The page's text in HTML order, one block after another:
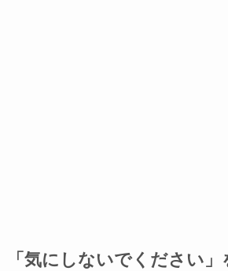
「気にしないでください